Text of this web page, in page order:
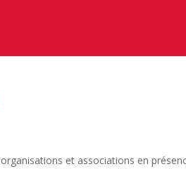
et associations en